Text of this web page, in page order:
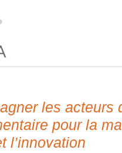
les acteurs
pour la
l’innovation